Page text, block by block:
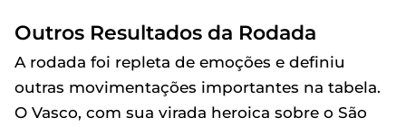
Outros Resultados da Rodada
A rodada foi repleta de emoções e definiu
outras movimentações importantes na tabela.
O Vasco, com sua virada heroica sobre o São